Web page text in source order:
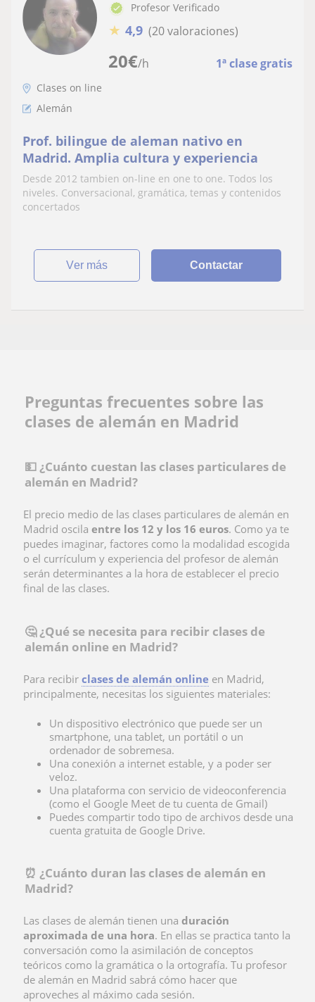
20€/h 1ª clase gratis
Profesor Verificado
★ 4,9 (20 valoraciones)
Clases on line
Alemán
Prof. bilingue de aleman nativo en
Madrid. Amplia cultura y experiencia
Desde 2012 tambien on-line en one to one. Todos los
niveles. Conversacional, gramática, temas y contenidos
concertados
ver más Contactar
Preguntas frecuentes sobre las
clases de alemán en Madrid
💵 ¿Cuánto cuestan las clases particulares de
alemán en Madrid?
El precio medio de las clases particulares de alemán en
Madrid oscila entre los 12 y los 16 euros. Como ya te
puedes imaginar, factores como la modalidad escogida
o el currículum y experiencia del profesor de alemán
serán determinantes a la hora de establecer el precio
final de las clases.
🤔 ¿Qué se necesita para recibir clases de
alemán online en Madrid?
Para recibir clases de alemán online en Madrid,
principalmente, necesitas los siguientes materiales:
Un dispositivo electrónico que puede ser un
smartphone, una tablet, un portátil o un
ordenador de sobremesa.
Una conexión a internet estable, y a poder ser
veloz.
Una plataforma con servicio de videoconferencia
(como el Google Meet de tu cuenta de Gmail)
Puedes compartir todo tipo de archivos desde una
cuenta gratuita de Google Drive.
⏰ ¿Cuánto duran las clases de alemán en
Madrid?
Las clases de alemán tienen una duración
aproximada de una hora. En ellas se practica tanto la
conversación como la asimilación de conceptos
teóricos como la gramática o la ortografía. Tu profesor
de alemán en Madrid sabrá cómo hacer que
aproveches al máximo cada sesión.